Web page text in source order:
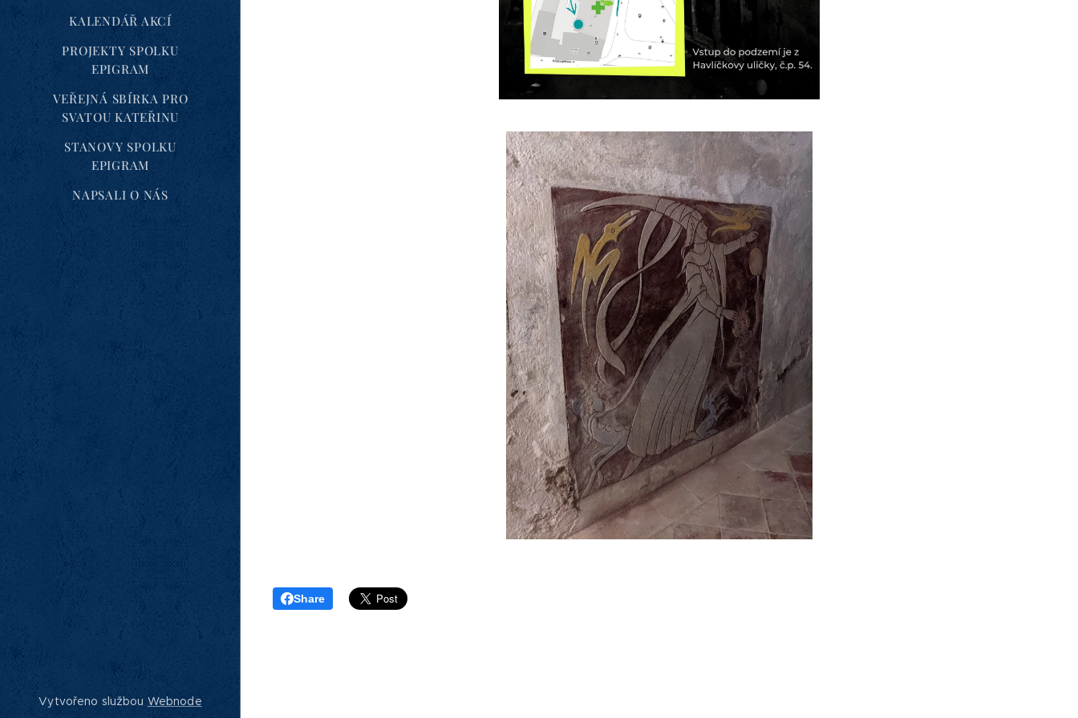
KALENDÁŘ AKCÍ
PROJEKTY SPOLKU
EPIGRAM
VEŘEJNÁ SBÍRKA PRO
SVATOU KATEŘINU
STANOVY SPOLKU
EPIGRAM
NAPSALI O NÁS
Share
Vytvořeno službou Webnode